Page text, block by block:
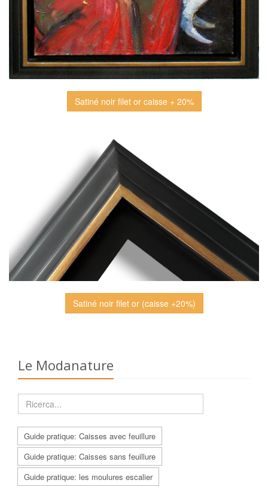
Satiné noir filet or caisse + 20%
Satiné noir filet or (caisse +20%)
Le Modanature
Guide pratique: Caisses avec feuillure
Guide pratique: Caisses sans feuillure
Guide pratique: les moulures escalier